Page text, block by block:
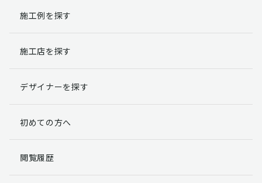
理・機密保持などによりお客様の個人情報の漏洩防止に
個人情報提出の任意性
す。
らかじめご了承ください。
個人情報の開示請求について
施工例を探す
施工店を探す
デザイナーを探す
初めての方へ
閲覧履歴